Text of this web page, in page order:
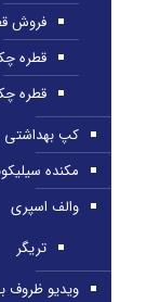
فروش
قطره
قطره
کپ بهداشتی
مکنده
والف اسپری
تریگر
ویدیو ظروف